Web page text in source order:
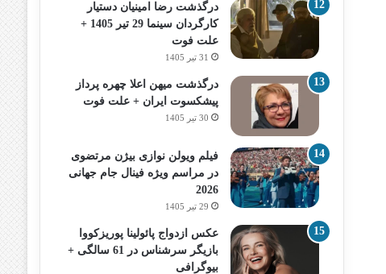
درگذشت رضا امینیان دستیار
کارگردان سینما 29 تیر 1405 +
علت فوت
31 تیر 1405
درگذشت میهن اعلا چهره پرداز
پیشکسوت ایران + علت فوت
30 تیر 1405
فیلم ویولن نوازی بیژن مرتضوی
در مراسم ویژه فینال جام جهانی
2026
29 تیر 1405
عکس ازدواج پائولینا پوریزکووا
بازیگر سرشناس در 61 سالگی +
بیوگرافی